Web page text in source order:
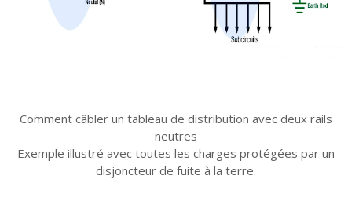
Comment câbler un tableau de distribution avec deux rails
neutres
Exemple illustré avec toutes les charges protégées par un
disjoncteur de fuite à la terre.